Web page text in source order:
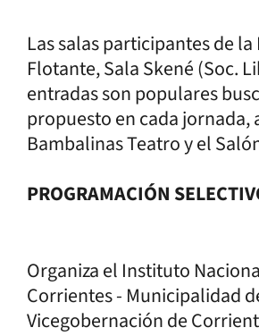
Las salas participantes de
Flotante, Sala Skené (Soc.
entradas son populares
propuesto en cada jornada,
Bambalinas Teatro y el
PROGRAMACIÓN
Organiza el Instituto
Corrientes - Municipalidad
Vicegobernación de